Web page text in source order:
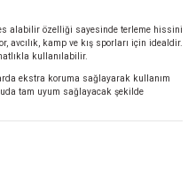
alabilir özelliği sayesinde terleme hissini
avcılık, kamp ve kış sporları için idealdir.
kullanılabilir.
ekstra koruma sağlayarak kullanım
tam uyum sağlayacak şekilde